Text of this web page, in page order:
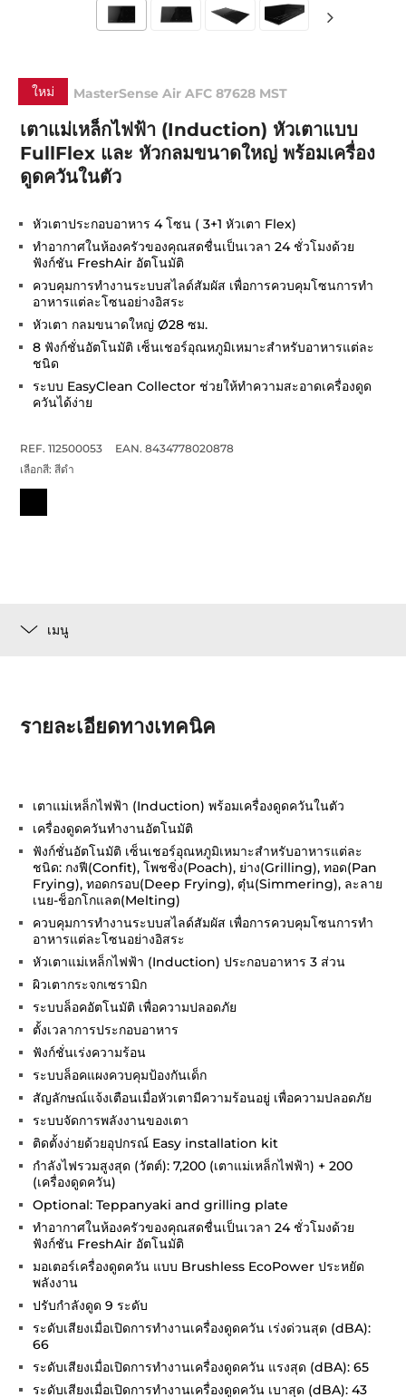
ใหม่ MasterSense Air AFC 87628 MST
เตาแม่เหล็กไฟฟ้า (Induction) หัวเตาแบบ
FullFlex และ หัวกลมขนาดใหญ่ พร้อมเครื่อง
ดูดควันในตัว
หัวเตาประกอบอาหาร 4 โซน ( 3+1 หัวเตา Flex)
ทำอากาศในห้องครัวของคุณสดชื่นเป็นเวลา 24 ชั่วโมงด้วย
ฟังก์ชัน FreshAir อัตโนมัติ
ควบคุมการทำงานระบบสไลด์สัมผัส เพื่อการควบคุมโซนการทำ
อาหารแต่ละโซนอย่างอิสระ
หัวเตา กลมขนาดใหญ่ Ø28 ซม.
8 ฟังก์ชั่นอัตโนมัติ เซ็นเชอร์อุณหภูมิเหมาะสำหรับอาหารแต่ละ
ชนิด
ระบบ EasyClean Collector ช่วยให้ทำความสะอาดเครื่องดูด
ควันได้ง่าย
REF. 112500053
EAN. 8434778020878
เลือกสี:สีดำ
เมนู
รายละเอียดทางเทคนิค
เตาแม่เหล็กไฟฟ้า (Induction) พร้อมเครื่องดูดควันในตัว
เครื่องดูดควันทำงานอัตโนมัติ
ฟังก์ชั่นอัตโนมัติ เซ็นเชอร์อุณหภูมิเหมาะสำหรับอาหารแต่ละ
ชนิด: กงฟี(Confit), โพชชิ่ง(Poach), ย่าง(Grilling), ทอด(Pan
Frying), ทอดกรอบ(Deep Frying), ตุ๋น(Simmering), ละลาย
เนย-ช็อกโกแลต(Melting)
ควบคุมการทำงานระบบสไลด์สัมผัส เพื่อการควบคุมโซนการทำ
อาหารแต่ละโซนอย่างอิสระ
หัวเตาแม่เหล็กไฟฟ้า (Induction) ประกอบอาหาร 3 ส่วน
ผิวเตากระจกเซรามิก
ระบบล็อคอัตโนมัติ เพื่อความปลอดภัย
ตั้งเวลาการประกอบอาหาร
ฟังก์ชั่นเร่งความร้อน
ระบบล็อคแผงควบคุมป้องกันเด็ก
สัญลักษณ์แจ้งเตือนเมื่อหัวเตามีความร้อนอยู่ เพื่อความปลอดภัย
ระบบจัดการพลังงานของเตา
ติดตั้งง่ายด้วยอุปกรณ์ Easy installation kit
กำลังไฟรวมสูงสุด (วัตต์): 7,200 (เตาแม่เหล็กไฟฟ้า) + 200
(เครื่องดูดควัน)
Optional: Teppanyaki and grilling plate
ทำอากาศในห้องครัวของคุณสดชื่นเป็นเวลา 24 ชั่วโมงด้วย
ฟังก์ชัน FreshAir อัตโนมัติ
มอเตอร์เครื่องดูดควัน แบบ Brushless EcoPower ประหยัด
พลังงาน
ปรับกำลังดูด 9 ระดับ
ระดับเสียงเมื่อเปิดการทำงานเครื่องดูดควัน เร่งด่วนสุด (dBA):
66
ระดับเสียงเมื่อเปิดการทำงานเครื่องดูดควัน แรงสุด (dBA): 65
ระดับเสียงเมื่อเปิดการทำงานเครื่องดูดควัน เบาสุด (dBA): 43